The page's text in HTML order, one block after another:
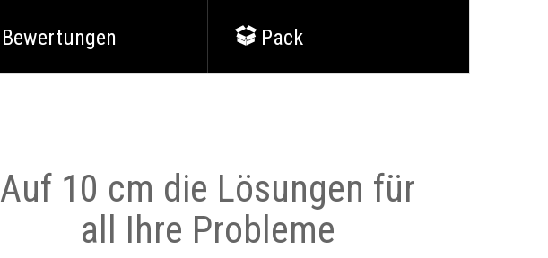
Bewertungen Pack
Auf 10 cm die Lösungen für
all Ihre Probleme